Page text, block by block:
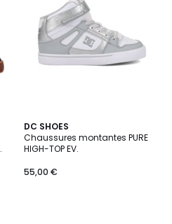
DC SHOES
Chaussures montantes PURE
HIGH-TOP EV.
55,00 €